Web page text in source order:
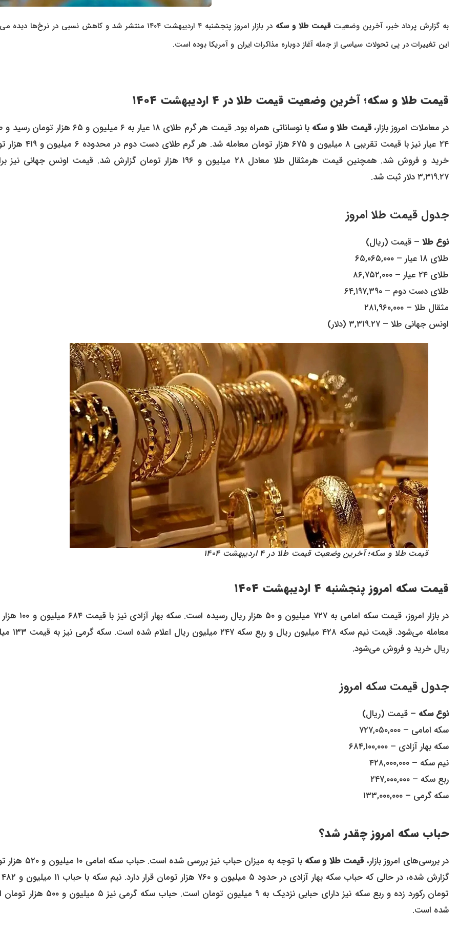
به گزارش پرداد خبر، آخرین وضعیتقیمت طلا و سکه
در بازار امروز پنجشنبه ۴ اردیبهشت ۱۴۰۴ منتشر شد و کاهش نسبی در نرخ‌ها
این تغییرات در پی تحولات سیاسی از جمله آغاز دوباره مذاکرات ایران و آمریکا بوده است.
قیمت طلا و سکه؛ آخرین وضعیت قیمت طلا در ۴ اردیبهشت ۱۴۰۴
در معاملات امروز بازار،قیمت طلا و سکه
با نوساناتی همراه بود. قیمت هر گرم طلای ۱۸ عیار به ۶ میلیون و ۶۵ هزار
۲۴ عیار نیز با قیمت تقریبی ۸ میلیون و ۶۷۵ هزار تومان معامله
خرید و فروش شد. همچنین قیمت هرمثقال طلا معادل ۲۸ میلیون و ۱۹۶ هزار تومان گزارش شد. قیمت اونس جهانی
۳,۳۱۹.۲۷ دلار ثبت شد.
جدول قیمت طلا امروز
نوع طلا – قیمت (ریال)
طلای ۱۸ عیار – ۶۵,۰۶۵,۰۰۰
طلای ۲۴ عیار – ۸۶,۷۵۲,۰۰۰
طلای دست دوم – ۶۴,۱۹۷,۳۹۰
مثقال طلا – ۲۸۱,۹۶۰,۰۰۰
اونس جهانی طلا – ۳,۳۱۹.۲۷ (دلار)
قیمت طلا و سکه؛ آخرین وضعیت قیمت طلا در ۴ اردیبهشت ۱۴۰۴
قیمت سکه امروز پنجشنبه ۴ اردیبهشت ۱۴۰۴
در بازار امروز، قیمت سکه امامی به ۷۲۷ میلیون و ۵۰ هزار ریال
معامله می‌شود. قیمت نیم سکه ۴۲۸ میلیون ریال
ریال خرید و فروش می‌شود.
جدول قیمت سکه امروز
نوع سکه – قیمت (ریال)
سکه امامی – ۷۲۷,۰۵۰,۰۰۰
سکه بهار آزادی – ۶۸۴,۱۰۰,۰۰۰
نیم سکه – ۴۲۸,۰۰۰,۰۰۰
ربع سکه – ۲۴۷,۰۰۰,۰۰۰
سکه گرمی – ۱۳۳,۰۰۰,۰۰۰
حباب سکه امروز چقدر شد؟
در بررسی‌های امروز بازار،قیمت طلا و سکه
با توجه به میزان حباب نیز بررسی شده است.
گزارش
تومان رکورد زده و ربع سکه نیز دارای حبابی نزدیک به ۹ میلیون تومان است. حباب سکه
شده است.